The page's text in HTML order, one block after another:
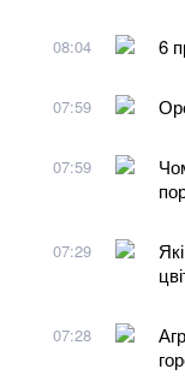
08:04 6
07:59
07:59
07:29
07:28